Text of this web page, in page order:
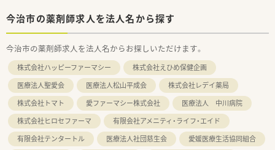
今治市の薬剤師求人を法人名から探す
今治市の薬剤師求人を法人名からお探しいただけます。
株式会社ハッピーファーマシー
株式会社えひめ保健企画
医療法人聖愛会
医療法人松山平成会
株式会社レデイ薬局
株式会社トマト
愛ファーマシー株式会社
医療法人 中川病院
株式会社ヒロセファーマ
有限会社アメニティ・ライフ・エイド
有限会社テンタートル
医療法人社団慈生会
愛媛医療生活協同組合